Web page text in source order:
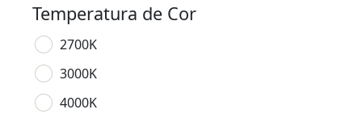
Temperatura de Cor
2700K
3000K
4000K